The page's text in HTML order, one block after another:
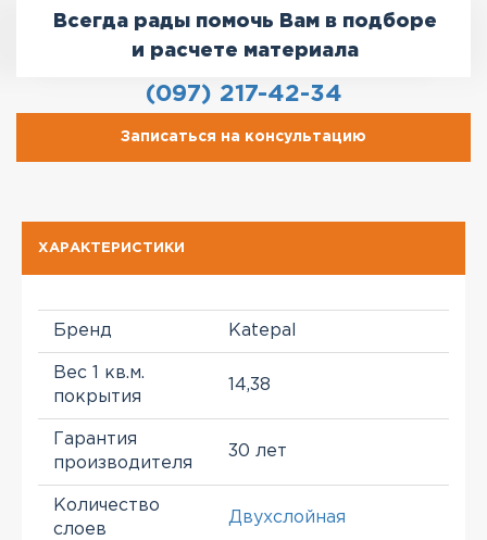
Всегда рады помочь Вам в подборе
и расчете материала
(097) 217-42-34
Записаться на консультацию
ХАРАКТЕРИСТИКИ
Бренд Katepal
Вес 1 кв.м.
покрытия
14,38
Гарантия
производителя
30 лет
Количество
слоев
Двухслойная